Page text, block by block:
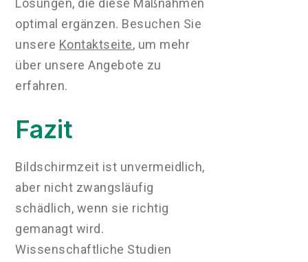
Lösungen, die diese Maßnahmen
optimal ergänzen. Besuchen Sie
unsere Kontaktseite, um mehr
über unsere Angebote zu
erfahren.
Fazit
Bildschirmzeit ist unvermeidlich,
aber nicht zwangsläufig
schädlich, wenn sie richtig
gemanagt wird.
Wissenschaftliche Studien